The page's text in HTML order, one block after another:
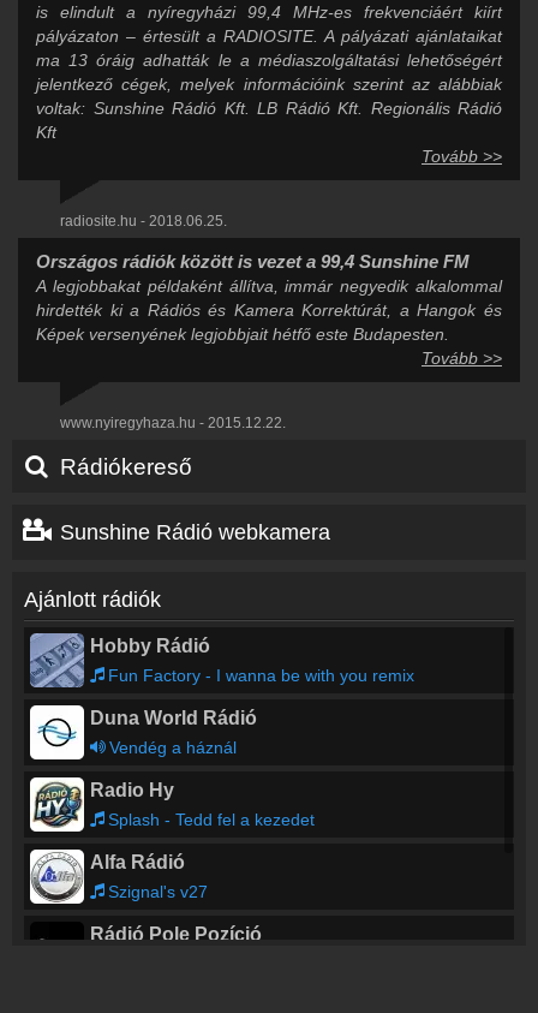
is elindult a nyíregyházi 99,4 MHz-es frekvenciáért kiírt
pályázaton – értesült a RADIOSITE. A pályázati ajánlataikat
ma 13 óráig adhatták le a médiaszolgáltatási lehetőségért
jelentkező cégek, melyek információink szerint az alábbiak
voltak: Sunshine Rádió Kft. LB Rádió Kft. Regionális Rádió
Kft
Tovább >>
radiosite.hu - 2018.06.25.
Országos rádiók között is vezet a 99,4 Sunshine FM
A legjobbakat példaként állítva, immár negyedik alkalommal
hirdették ki a Rádiós és Kamera Korrektúrát, a Hangok és
Képek versenyének legjobbjait hétfő este Budapesten.
Tovább >>
www.nyiregyhaza.hu - 2015.12.22.
Rádiókereső
Sunshine Rádió webkamera
Ajánlott rádiók
Hobby Rádió
Fun Factory - I wanna be with you remix
Duna World Rádió
Vendég a háznál
Radio Hy
Splash - Tedd fel a kezedet
Alfa Rádió
Szignal's v27
Rádió Pole Pozíció